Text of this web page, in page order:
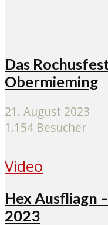
Das
Obermieming
21. August 2023
1.154 Besucher
Video
Hex Ausfliagn
2023